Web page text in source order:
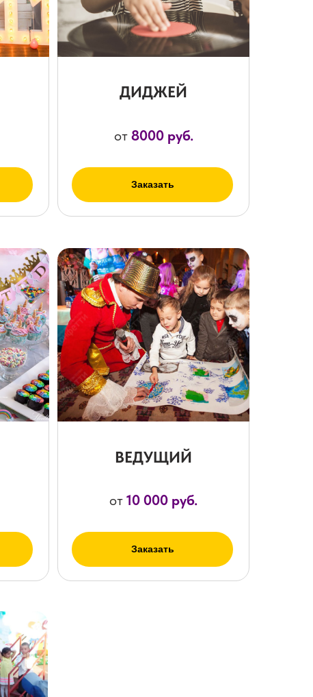
ДИДЖЕЙ
от 8000 руб.
Заказать
ВЕДУЩИЙ
от 10 000 руб.
Заказать